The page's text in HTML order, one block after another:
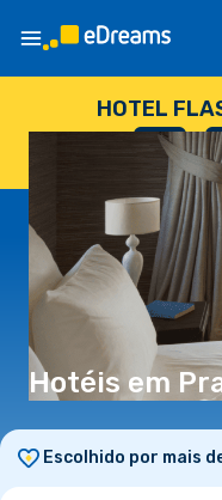
HOTEL
--
DIAS
:
Hotéis em
Escolhido por mais